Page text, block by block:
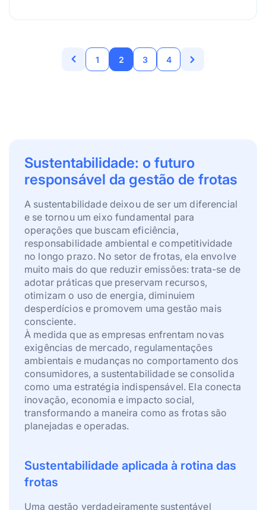
1 2 3 4
Sustentabilidade: o futuro
responsável da gestão de frotas
A sustentabilidade deixou de ser um diferencial
e se tornou um eixo fundamental para
operações que buscam eficiência,
responsabilidade ambiental e competitividade
no longo prazo. No setor de frotas, ela envolve
muito mais do que reduzir emissões: trata-se de
adotar práticas que preservam recursos,
otimizam o uso de energia, diminuiem
desperdícios e promovem uma gestão mais
consciente.
À medida que as empresas enfrentam novas
exigências de mercado, regulamentações
ambientais e mudanças no comportamento dos
consumidores, a sustentabilidade se consolida
como uma estratégia indispensável. Ela conecta
inovação, economia e impacto social,
transformando a maneira como as frotas são
planejadas e operadas.
Sustentabilidade aplicada à rotina das
frotas
Uma gestão verdadeiramente sustentável